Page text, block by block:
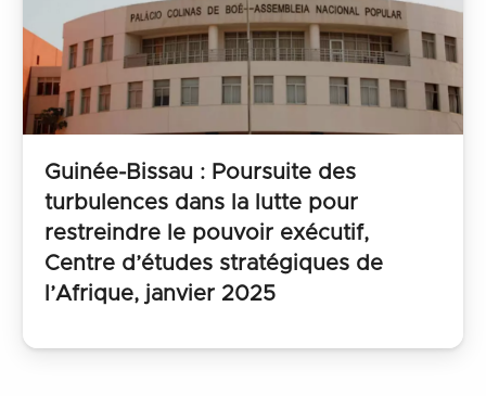
Guinée-Bissau : Poursuite des
turbulences dans la lutte pour
restreindre le pouvoir exécutif,
Centre d’études stratégiques de
l’Afrique, janvier 2025